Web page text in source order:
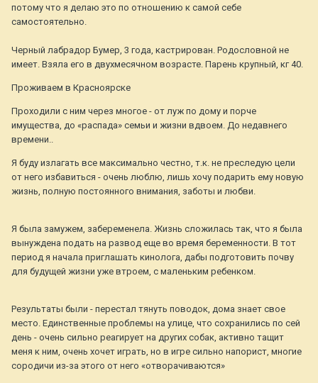
потому что я делаю это по отношению к самой себе
самостоятельно.
Черный лабрадор Бумер, 3 года, кастрирован. Родословной не
имеет. Взяла его в двухмесячном возрасте. Парень крупный, кг 40.
Проживаем в Красноярске
Проходили с ним через многое - от луж по дому и порче
имущества, до «распада» семьи и жизни вдвоем. До недавнего
времени..
Я буду излагать все максимально честно, т.к. не преследую цели
от него избавиться - очень люблю, лишь хочу подарить ему новую
жизнь, полную постоянного внимания, заботы и любви.
Я была замужем, забеременела. Жизнь сложилась так, что я была
вынуждена подать на развод еще во время беременности. В тот
период я начала приглашать кинолога, дабы подготовить почву
для будущей жизни уже втроем, с маленьким ребенком.
Результаты были - перестал тянуть поводок, дома знает свое
место. Единственные проблемы на улице, что сохранились по сей
день - очень сильно реагирует на других собак, активно тащит
меня к ним, очень хочет играть, но в игре сильно напорист, многие
сородичи из-за этого от него «отворачиваются»